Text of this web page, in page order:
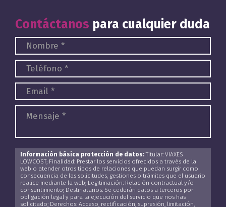
Contáctanos para cualquier duda
Información básica protección de datos:Titular: VIAXES
LOWCOST; Finalidad: Prestar los servicios ofrecidos a través de la
web o atender otros tipos de relaciones que puedan surgir como
consecuencia de las solicitudes, gestiones o trámites que el usuario
realice mediante la web; Legitimación: Relación contractual y/o
consentimiento; Destinatarios: Se cederán datos a terceros por
obligación legal y para la ejecución del servicio que nos has
solicitado; Derechos: Acceso, rectificación, supresión, limitación,